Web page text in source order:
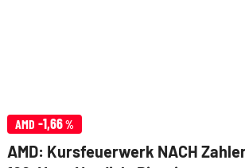
AMD -1,66%
AMD: Kursfeuerwerk NACH